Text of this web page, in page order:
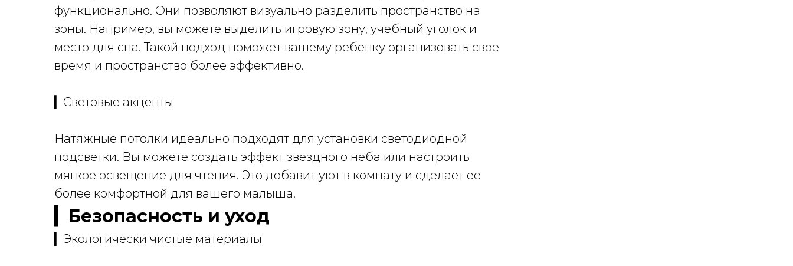
функционально. Они позволяют визуально разделить пространство на
зоны. Например, вы можете выделить игровую зону, учебный уголок и
место для сна. Такой подход поможет вашему ребенку организовать свое
время и пространство более эффективно.
▎Световые акценты
Натяжные потолки идеально подходят для установки светодиодной
подсветки. Вы можете создать эффект звездного неба или настроить
мягкое освещение для чтения. Это добавит уют в комнату и сделает ее
более комфортной для вашего малыша.
▎Безопасность и уход
▎Экологически чистые материалы